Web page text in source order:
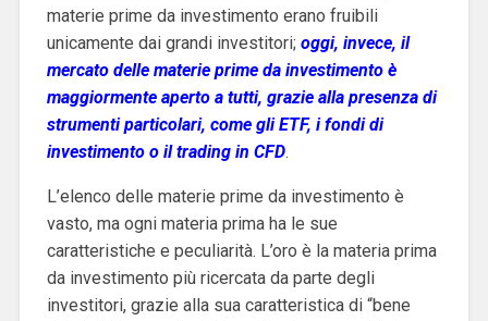
materie prime da investimento erano fruibili
unicamente dai grandi investitori; oggi, invece, il
mercato delle materie prime da investimento è
maggiormente aperto a tutti, grazie alla presenza di
strumenti particolari, come gli ETF, i fondi di
investimento o il trading in CFD.
L’elenco delle materie prime da investimento è
vasto, ma ogni materia prima ha le sue
caratteristiche e peculiarità. L’oro è la materia prima
da investimento più ricercata da parte degli
investitori, grazie alla sua caratteristica di “bene